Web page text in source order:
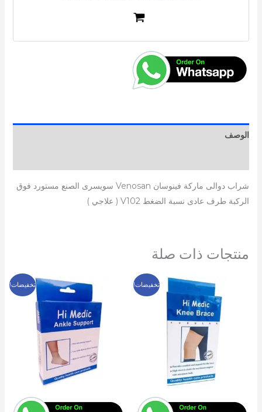
الوصف
شراب دوالى ماركة فينوسان Venosan سويسرى الصنع مستورد فوق
الركبة طرف عادى نسبة الضغط V102 ( علاجي )
منتجات ذات صلة
تخفيضات!
السعر
الأصلي
هو:
200 EGP.
السعر
الحالي
هو:
149 EGP.
هناك
العديد
اختيار
تخفيضات!
السعر
الأصلي
هو:
150 EGP.
السعر
الحالي
هو:
99 EGP.
هناك
العديد
من
الأشكال
اختيار